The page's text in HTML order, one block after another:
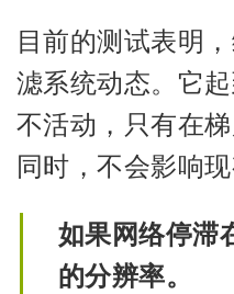
目前的测试表明
滤系统动态。它
不活动，只有在
同时，不会影响
如果网络停滞
的分辨率。